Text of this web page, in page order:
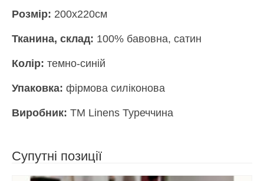
Розмір: 200х220см
Тканина, склад: 100% бавовна, сатин
Колір: темно-синій
Упаковка: фірмова силіконова
Виробник: ТМ Linens Туреччина
Супутні позиції